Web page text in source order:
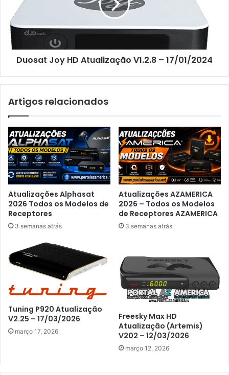
Duosat Joy HD Atualização V1.2.8 – 17/01/2024
Artigos relacionados
Atualizações Alphasat
2026 Todos os Modelos de
Receptores
3 semanas atrás
Atualizações AZAMERICA
2026 – Todos os Modelos
de Receptores AZAMERICA
3 semanas atrás
Tuning P920 Atualização
V2.25 – 17/03/2026
março 17, 2026
Freesky Max HD
Atualização (Artemis)
V202 – 12/03/2026
março 12, 2026